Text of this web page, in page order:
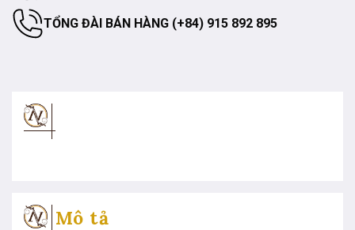
TỔNG ĐÀI BÁN HÀNG (+84) 915 892 895
Mô tả